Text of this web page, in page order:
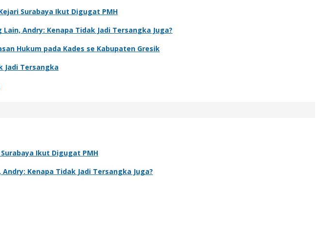
Surabaya Ikut Digugat PMH
Andry: Kenapa Tidak Jadi Tersangka Juga?
Hukum pada Kades se Kabupaten Gresik
Jadi Tersangka
Ikut Digugat PMH
Kenapa Tidak Jadi Tersangka Juga?